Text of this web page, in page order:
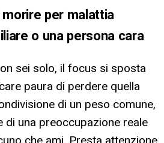
per malattia
o una persona cara
sei solo, il focus si sposta
paura di perdere quella
di un peso comune,
di una preoccupazione reale